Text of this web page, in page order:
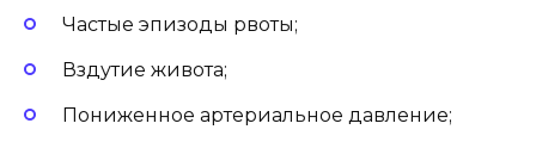
Частые эпизоды рвоты;
Вздутие живота;
Пониженное артериальное давление;